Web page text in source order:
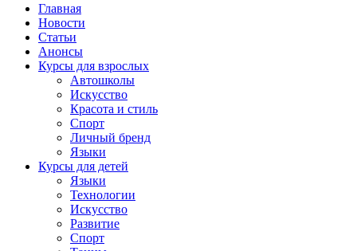
Главная
Новости
Статьи
Анонсы
Курсы для взрослых
Автошколы
Искусство
Красота и стиль
Спорт
Личный бренд
Языки
Курсы для детей
Языки
Технологии
Искусство
Развитие
Спорт